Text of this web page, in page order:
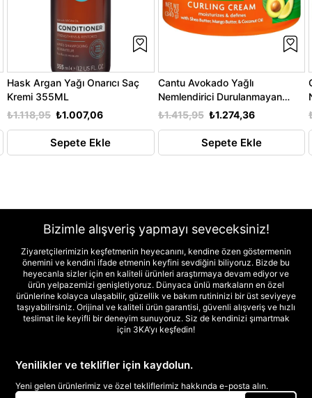
Hask Argan Yağı Onarıcı Saç
Kremi 355ML
₺1.007,06
₺1.118,95
Sepete Ekle
Cantu Avokado Yağlı
Nemlendirici Durulanmayan
Bukle Kremi 340GR
₺1.274,36
₺1.415,95
Sepete Ekle
Bizimle alışveriş yapmayı seveceksiniz!
Ziyaretçilerimizin keşfetmenin heyecanını, kendine özen göstermenin
önemini ve kendini ifade etmenin keyfini sevdiğini biliyoruz. Bizde bu
heyecanla sizler için en kaliteli ürünleri araştırmaya devam ediyor ve
ürün yelpazemizi genişletiyoruz. Dünyaca ünlü markaların en özel
ürünlerine kolayca ulaşabilir, güzellik ve bakım rutininizi bir üst seviyeye
taşıyabilirsiniz. Orijinal ve kaliteli ürün garantisi, güvenli alışveriş ve hızlı
teslimat ile keyifli bir deneyim sunuyoruz. Siz de kendinizi şımartmak
için 3KA’yı keşfedin!
Yenilikler ve teklifler için kaydolun.
Yeni gelen ürünlerimiz ve özel tekliflerimiz hakkında e-posta alın.